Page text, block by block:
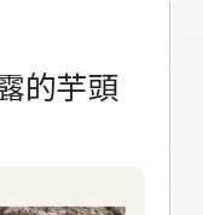
種，但多數
完全普遍適
蔡明珠長
頭。接著會
不會浪費，
長期間還需
的芋頭